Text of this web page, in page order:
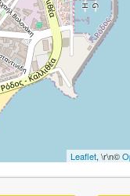
Leaflet, \r\n©